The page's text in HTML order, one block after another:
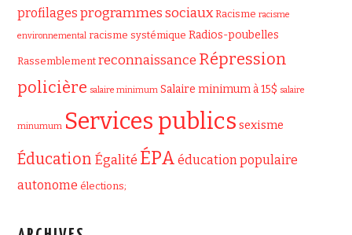
profilages programmes sociaux Racisme racisme
environnemental racisme systémique Radios-poubelles
Rassemblement reconnaissance Répression
policière salaire minimum Salaire minimum à 15$ salaire
minumum Services publics sexisme
Éducation Égalité ÉPA éducation populaire
autonome élections;